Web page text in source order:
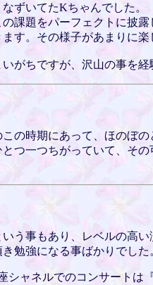
ずいてたKちゃんでした。
課題をパーフェクトに披
す。その様子があまりに
がちですが、沢山の事を
の時期にあって、ほのぼ
つ一つちがっていて、そ
う事もあり、レベルの高
勉強になる事ばかりでし
ャネルでのコンサートは